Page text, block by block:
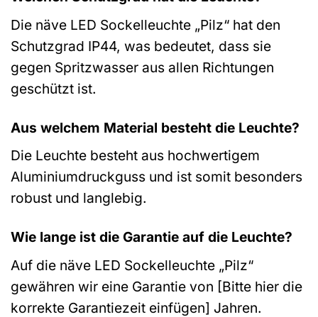
Die näve LED Sockelleuchte „Pilz“ hat den
Schutzgrad IP44, was bedeutet, dass sie
gegen Spritzwasser aus allen Richtungen
geschützt ist.
Aus welchem Material besteht die Leuchte?
Die Leuchte besteht aus hochwertigem
Aluminiumdruckguss und ist somit besonders
robust und langlebig.
Wie lange ist die Garantie auf die Leuchte?
Auf die näve LED Sockelleuchte „Pilz“
gewähren wir eine Garantie von [Bitte hier die
korrekte Garantiezeit einfügen] Jahren.